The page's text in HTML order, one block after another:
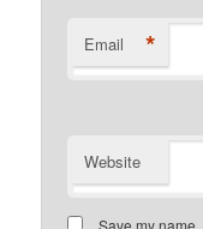
Email *
Website
Save my